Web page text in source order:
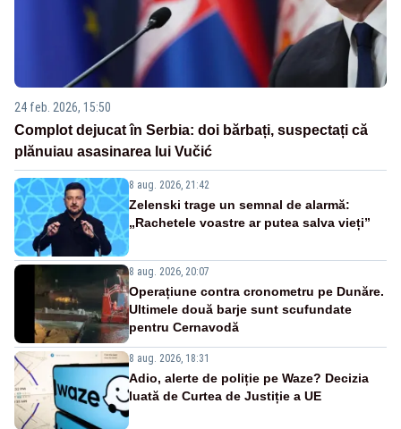
24 feb. 2026, 15:50
Complot dejucat în Serbia: doi bărbați, suspectați că
plănuiau asasinarea lui Vučić
8 aug. 2026, 21:42
Zelenski trage un semnal de alarmă:
„Rachetele voastre ar putea salva vieți”
8 aug. 2026, 20:07
Operațiune contra cronometru pe Dunăre.
Ultimele două barje sunt scufundate
pentru Cernavodă
8 aug. 2026, 18:31
Adio, alerte de poliție pe Waze? Decizia
luată de Curtea de Justiție a UE